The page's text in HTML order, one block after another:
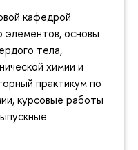
кафедрой
основы
тела,
химии и
практикум по
курсовые работы